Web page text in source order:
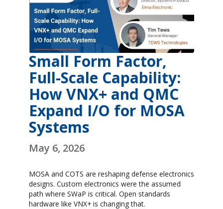
Small Form Factor,
Full-Scale Capability:
How VNX+ and QMC
Expand I/O for MOSA
Systems
May 6, 2026
MOSA and COTS are reshaping defense electronics
designs. Custom electronics were the assumed
path where SWaP is critical. Open standards
hardware like VNX+ is changing that.